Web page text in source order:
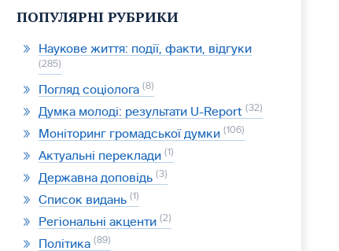
ПОПУЛЯРНІ РУБРИКИ
Наукове життя: події, факти, відгуки
285
Погляд соціолога 8
Думка молоді: результати U-Report 32
Моніторинг громадської думки 106
Актуальні переклади 1
Державна доповідь 3
Список видань 1
Регіональні акценти 2
Політика 89